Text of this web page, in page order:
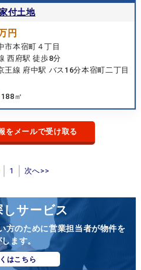
付土地
円
市本宿町４丁目
西府駅 徒歩8分
王線 府中駅 バス16分本宿町二丁目
188㎡
をメールで受け取る
1 次へ>>
サービス
方のために営業担当者が物件を
ます。
はこちら